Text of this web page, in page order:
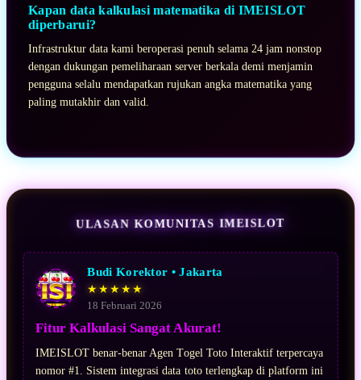
Kapan data kalkulasi matematika di IMEISLOT
diperbarui?
Infrastruktur data kami beroperasi penuh selama 24 jam nonstop
dengan dukungan pemeliharaan server berkala demi menjamin
pengguna selalu mendapatkan rujukan angka matematika yang
paling mutakhir dan valid.
ULASAN KOMUNITAS IMEISLOT
Budi Korektor • Jakarta
★★★★★
18 Februari 2026
Fitur Kalkulasi Sangat Akurat!
IMEISLOT benar-benar Agen Togel Toto Interaktif terpercaya
nomor #1. Sistem integrasi data toto terlengkap di platform ini